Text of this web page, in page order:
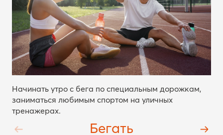
Начинать утро с бега по специальным дорожкам,
заниматься любимым спортом на уличных
Бегать